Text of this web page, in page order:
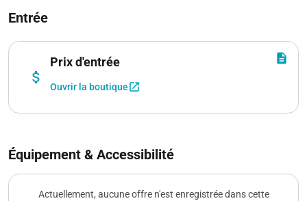
Entrée
description
attach_money
Prix d'entrée
Ouvrir la boutiqueopen_in_new
Équipement & Accessibilité
Actuellement, aucune offre n'est enregistrée dans cette